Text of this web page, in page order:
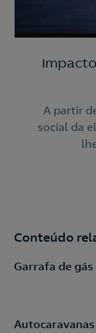
A partir
social da
Conteúdo
Garrafa de